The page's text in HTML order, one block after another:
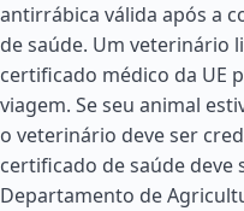
antirrábica válida após a
de saúde. Um veterinário
certificado médico da UE
viagem. Se seu animal
o veterinário deve ser
certificado de saúde
Departamento de